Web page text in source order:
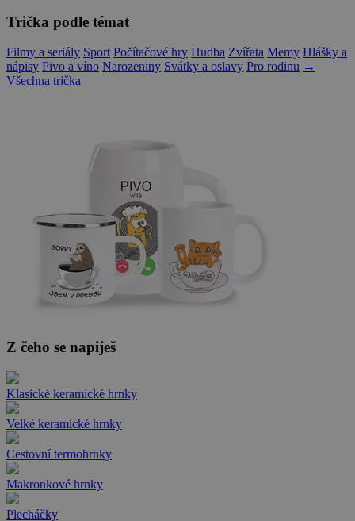
Trička podle témat
Filmy a seriály Sport Počítačové hry Hudba Zvířata Memy Hlášky a
nápisy Pivo a víno Narozeniny Svátky a oslavy Pro rodinu →
Všechna trička
Z čeho se napiješ
Klasické keramické hrnky
Velké keramické hrnky
Cestovní termohrnky
Makronkové hrnky
Plecháčky